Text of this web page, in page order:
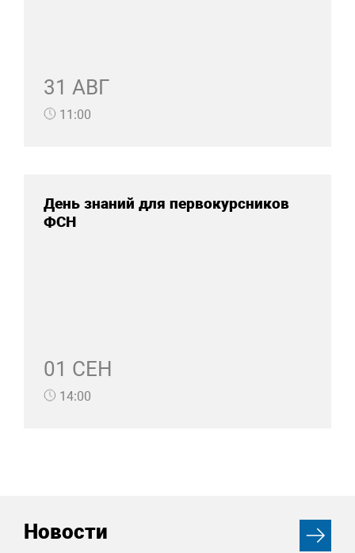
31 АВГ
11:00
День знаний для первокурсников
ФСН
01 СЕН
14:00
Новости